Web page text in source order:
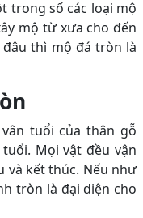
trong số các loại mộ
mộ từ xưa cho đến
đâu thì mộ đá tròn là
tuổi của thân gỗ
Mọi vật đều vận
và kết thúc. Nếu như
tròn là đại diện cho